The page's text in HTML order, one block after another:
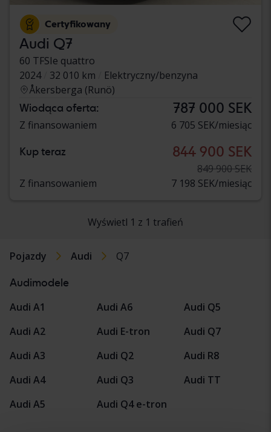
Certyfikowany
Audi Q7
60 TFSIe quattro
2024
32 010 km
Elektryczny/benzyna
Åkersberga (Runö)
Wiodąca oferta: 787 000 SEK
Z finansowaniem 6 705 SEK/miesiąc
Kup teraz 844 900 SEK
849 900 SEK
Z finansowaniem
7 198 SEK/miesiąc
Wyświetl 1 z 1 trafień
Pojazdy Audi Q7
Audimodele
Audi A1
Audi A2
Audi A3
Audi A4
Audi A5
Audi A6
Audi E-tron
Audi Q2
Audi Q3
Audi Q4 e-tron
Audi Q5
Audi Q7
Audi R8
Audi TT